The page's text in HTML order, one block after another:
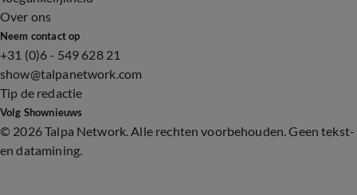
Over ons
Neem contact op
+31 (0)6 - 549 628 21
show@talpanetwork.com
Tip de redactie
Volg Shownieuws
© 2026 Talpa Network. Alle rechten voorbehouden. Geen tekst-
en datamining.